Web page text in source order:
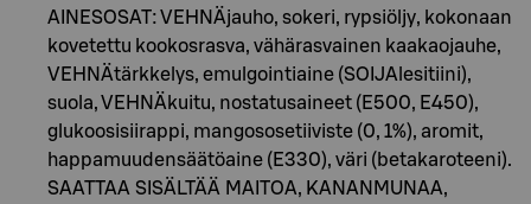
AINESOSAT: VEHNÄjauho, sokeri, rypsiöljy, kokonaan
kovetettu kookosrasva, vähärasvainen kaakaojauhe,
VEHNÄtärkkelys, emulgointiaine (SOIJAlesitiini),
suola, VEHNÄkuitu, nostatusaineet (E500, E450),
glukoosisiirappi, mangososetiiviste (0, 1%), aromit,
happamuudensäätöaine (E330), väri (betakaroteeni).
SAATTAA SISÄLTÄÄ MAITOA, KANANMUNAA,